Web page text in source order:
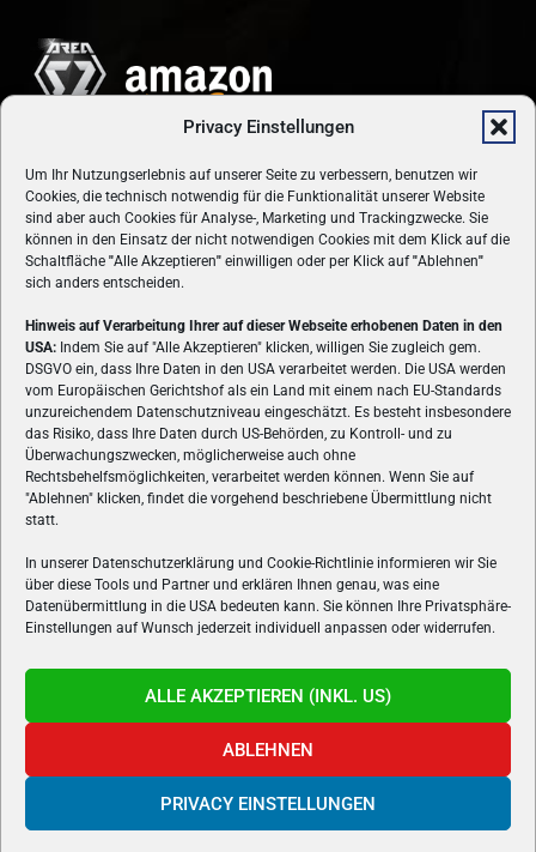
Privacy Einstellungen
Um Ihr Nutzungserlebnis auf unserer Seite zu verbessern, benutzen wir
Cookies, die technisch notwendig für die Funktionalität unserer Website
sind aber auch Cookies für Analyse-, Marketing und Trackingzwecke. Sie
können in den Einsatz der nicht notwendigen Cookies mit dem Klick auf die
Schaltfläche "Alle Akzeptieren" einwilligen oder per Klick auf"Ablehnen"
sich anders entscheiden.
Hinweis auf Verarbeitung Ihrer auf dieser Webseite erhobenen Daten in den
USA: Indem Sie auf "Alle Akzeptieren" klicken, willigen Sie zugleich gem.
DSGVO ein, dass Ihre Daten in den USA verarbeitet werden. Die USA werden
vom Europäischen Gerichtshof als ein Land mit einem nach EU-Standards
unzureichendem Datenschutzniveau eingeschätzt. Es besteht insbesondere
das Risiko, dass Ihre Daten durch US-Behörden, zu Kontroll- und zu
Überwachungszwecken, möglicherweise auch ohne
Rechtsbehelfsmöglichkeiten, verarbeitet werden können. Wenn Sie auf
"Ablehnen" klicken, findet die vorgehend beschriebene Übermittlung nicht
statt.
In unserer Datenschutzerklärung und Cookie-Richtlinie informieren wir Sie
über diese Tools und Partner und erklären Ihnen genau, was eine
Datenübermittlung in die USA bedeuten kann. Sie können Ihre Privatsphäre-
Einstellungen auf Wunsch jederzeit individuell anpassen oder widerrufen.
ALLE AKZEPTIEREN (INKL. US)
ABLEHNEN
PRIVACY EINSTELLUNGEN
ÜBER UNS
VON GAMERN, FÜR GAMER! Gamers.at ist das älteste Online-
Spielemagazin Österreichs und bringt täglich aktuelle News,
Reviews und Videos zu PC- und Konsolenspielen, Gaming-
Hardware und aus der Welt des e-Sport's.
FOLGE UNS
Gamers.at v6 © 1999-2024 All Rights Reserved -Kontakt|Impressum|